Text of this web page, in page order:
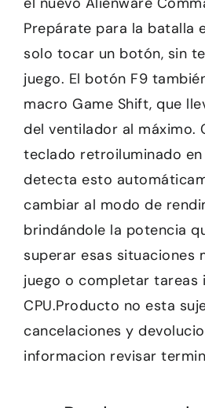
Prepárate para la batalla
solo tocar un botón, sin
juego. El botón F9
macro Game Shift, que
del ventilador al máximo.
teclado retroiluminado en
detecta esto
cambiar al modo de
brindándole la potencia
superar esas situaciones
juego o completar tareas
CPU.Producto no esta
cancelaciones y
informacion revisar